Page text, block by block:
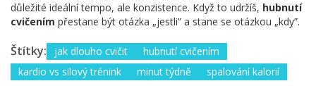
důležité ideální tempo, ale konzistence. Když to udržíš, hubnutí
cvičením přestane být otázka „jestli” a stane se otázkou „kdy”.
Štítky: jak dlouho cvičit
hubnutí cvičením
kardio vs silový trénink
minut týdně spalování kalorií